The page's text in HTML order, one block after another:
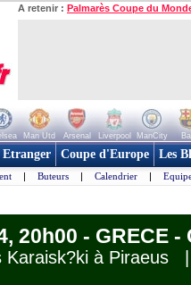
A retenir : Palmarès Coupe du
Man Utd Arsenal Liverpool ManCity
Etranger Coupe d'Europe Les
| Buteurs | Calendrier |
20h00 - GRECE
Karaisk?ki à